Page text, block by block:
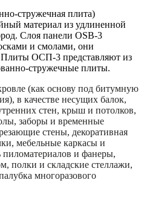
стружечная плита)
материал из удлиненной
Слоя панели OSB-3
и смолами, они
Плиты ОСП-3 представляют из
стружечные плиты.
(как основу под битумную
в качестве несущих балок,
стен, крыш и потолков,
заборы и временные
стены, декоративная
мебельные каркасы и
и фанеры,
полки и складские стеллажи,
многоразового